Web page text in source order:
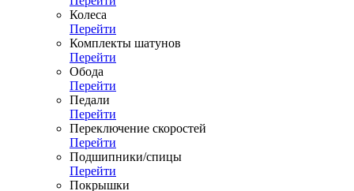
Колеса
Перейти
Комплекты шатунов
Перейти
Обода
Перейти
Педали
Перейти
Переключение скоростей
Перейти
Подшипники/спицы
Перейти
Покрышки